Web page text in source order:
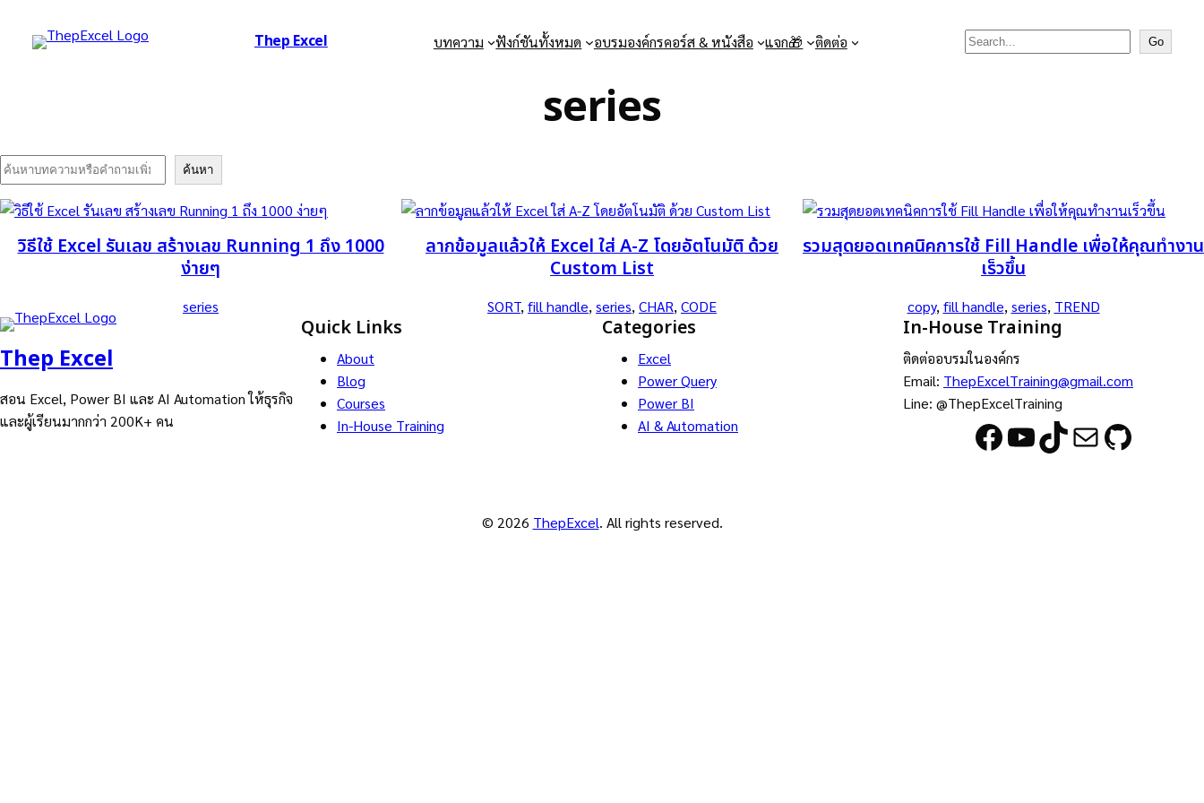
Thep Excel บทความ ฟังก์ชันทั้งหมด อบรมองค์กรคอร์ส & หนังสือ แจก🎁 ติดต่อ Search Go
series
Search ค้นหา
วิธีใช้ Excel รันเลข สร้างเลข Running 1 ถึง 1000
ง่ายๆ
series
ลากข้อมูลแล้วให้ Excel ใส่ A-Z โดยอัตโนมัติ ด้วย
Custom List
SORT, fill handle, series, CHAR, CODE
รวมสุดยอดเทคนิคการใช้ Fill Handle เพื่อให้คุณทำงาน
เร็วขึ้น
copy, fill handle, series, TREND
Thep Excel
สอน Excel, Power BI และ AI Automation ให้ธุรกิจ
และผู้เรียนมากกว่า 200K+ คน
Quick Links
About
Blog
Courses
In-House Training
Categories
Excel
Power Query
Power BI
AI & Automation
In-House Training
ติดต่ออบรมในองค์กร
Email: ThepExcelTraining@gmail.com
Line: @ThepExcelTraining
Facebook YouTube TikTok Mail GitHub
© 2026 ThepExcel. All rights reserved.